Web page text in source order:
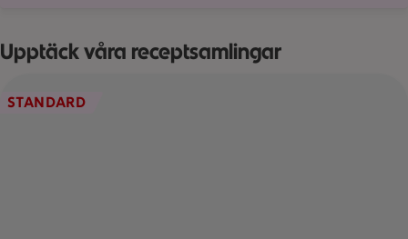
Upptäck våra receptsamlingar
STANDARD